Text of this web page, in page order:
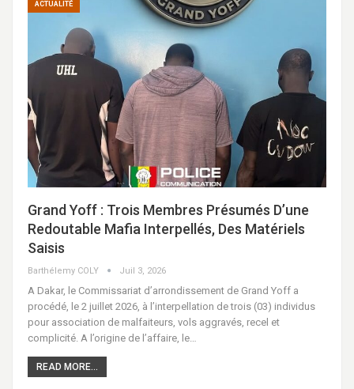
ACTUALITÉ
Grand Yoff : Trois Membres Présumés D’une
Redoutable Mafia Interpellés, Des Matériels
Saisis
Barthélemy COLY Juil 3, 2026
A Dakar, le Commissariat d’arrondissement de Grand Yoff a
procédé, le 2 juillet 2026, à l’interpellation de trois (03) individus
pour association de malfaiteurs, vols aggravés, recel et
complicité. A l’origine de l’affaire, le…
READ MORE...